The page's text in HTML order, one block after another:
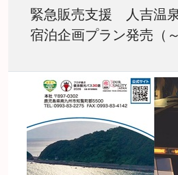
緊急販売支援 人吉温
宿泊企画プラン発売（